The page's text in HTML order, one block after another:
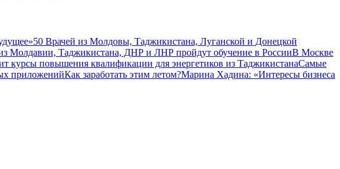
50 Врачей из Молдовы, Таджикистана, Луганской и Донецкой
Молдавии, Таджикистана, ДНР и ЛНР пройдут обучение в РоссииВ Москве
курсы повышения квалификации для энергетиков из ТаджикистанаСамые
приложенийКак заработать этим летом?Марина Хадина: «Интересы бизнеса